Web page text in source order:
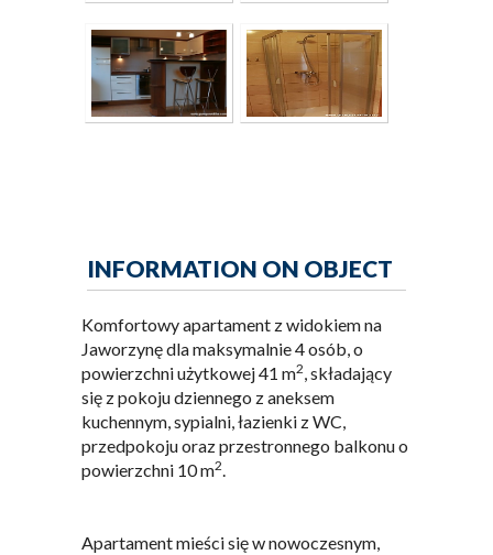
INFORMATION ON OBJECT
Komfortowy apartament z widokiem na
Jaworzynę dla maksymalnie 4 osób, o
powierzchni użytkowej 41 m2, składający
się z pokoju dziennego z aneksem
kuchennym, sypialni, łazienki z WC,
przedpokoju oraz przestronnego balkonu o
powierzchni 10 m2.
Apartament mieści się w nowoczesnym,